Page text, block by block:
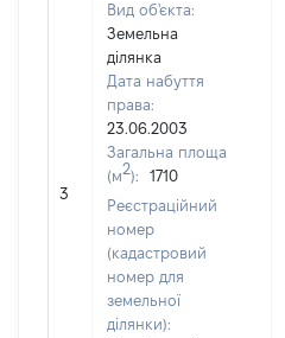
3
Вид об'єкта:
Земельна
ділянка
Дата набуття
права:
23.06.2003
Загальна площа
(м2):
1710
Реєстраційний
номер
(кадастровий
номер для
земельної
ділянки):